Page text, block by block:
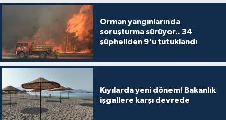
Orman yangınlarında
soruşturma sürüyor.. 34
şüpheliden 9'u tutuklandı
Kıyılarda yeni dönem! Bakanlık
işgallere karşı devrede